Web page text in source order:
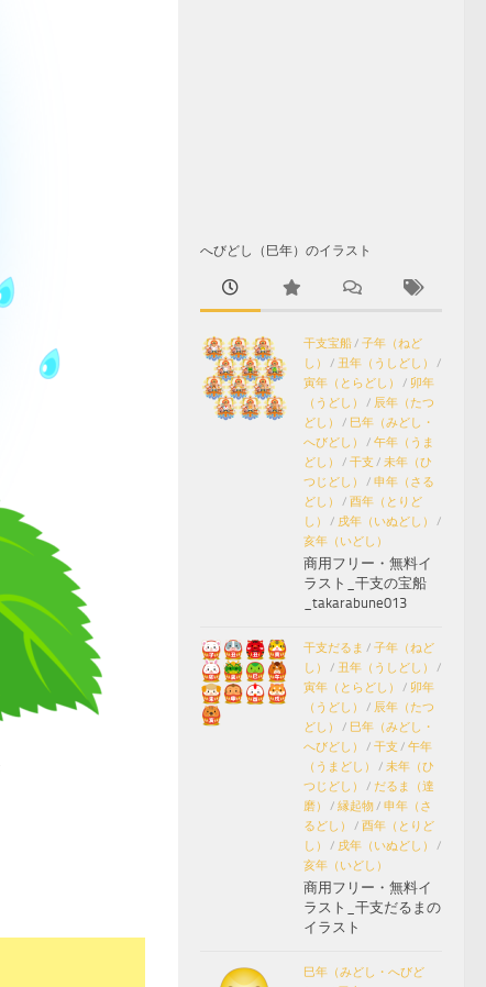
へびどし（巳年）のイラスト
干支宝船/ 子年（ねど
し）
/ 丑年（うしどし）
/
寅年（とらどし）
/ 卯年
（うどし）
/ 辰年（たつ
どし）
/ 巳年（みどし・
へびどし）
/ 午年（うま
どし）
/ 干支 / 未年（ひ
つじどし）
/ 申年（さる
どし）
/ 酉年（とりど
し）
/ 戌年（いぬどし）
/
亥年（いどし）
商用フリー・無料イ
ラスト_干支の宝船
_takarabune013
干支だるま / 子年（ねど
し）
/ 丑年（うしどし）
/
寅年（とらどし）
/ 卯年
（うどし）
/ 辰年（たつ
どし）
/ 巳年（みどし・
へびどし）
/ 干支 / 午年
（うまどし）
/ 未年（ひ
つじどし）
/ だるま（達
磨）
/ 縁起物/ 申年（さ
るどし）
/ 酉年（とりど
し）
/ 戌年（いぬどし）
/
亥年（いどし）
商用フリー・無料イ
ラスト_干支だるまの
イラスト
巳年（みどし・へびど